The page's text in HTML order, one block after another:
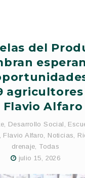
del
Flavio Alfaro
, Desarrollo Social ,
Flavio Alfaro, Noticias,
drenaje, Todas
julio 15, 2026